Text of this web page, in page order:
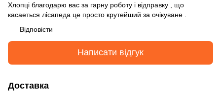
Хлопці благодарю вас за гарну роботу і відправку , що
касаеться лісапеда це просто крутейший за очікуване .
Відповісти
Написати відгук
Доставка